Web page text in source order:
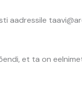
et ta on